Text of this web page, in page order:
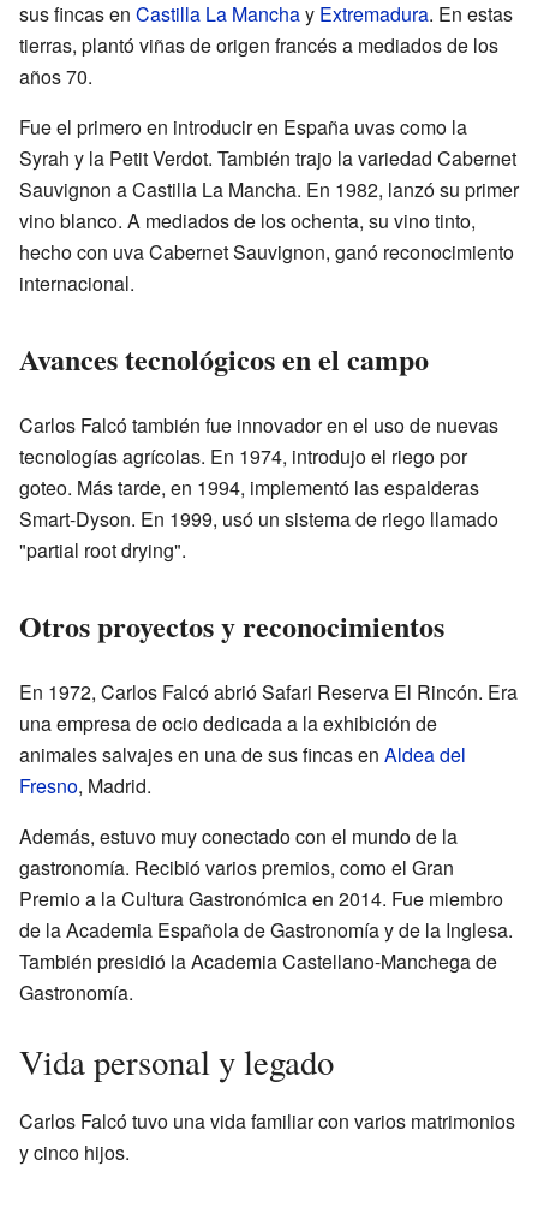
sus fincas en Castilla La Manchay Extremadura. En estas
tierras, plantó viñas de origen francés a mediados de los
años 70.
Fue el primero en introducir en España uvas como la
Syrah y la Petit Verdot. También trajo la variedad Cabernet
Sauvignon a Castilla La Mancha. En 1982, lanzó su primer
vino blanco. A mediados de los ochenta, su vino tinto,
hecho con uva Cabernet Sauvignon, ganó reconocimiento
internacional.
Avances tecnológicos en el campo
Carlos Falcó también fue innovador en el uso de nuevas
tecnologías agrícolas. En 1974, introdujo el riego por
goteo. Más tarde, en 1994, implementó las espalderas
Smart-Dyson. En 1999, usó un sistema de riego llamado
"partial root drying".
Otros proyectos y reconocimientos
En 1972, Carlos Falcó abrió Safari Reserva El Rincón. Era
una empresa de ocio dedicada a la exhibición de
animales salvajes en una de sus fincas en Aldea del
Fresno, Madrid.
Además, estuvo muy conectado con el mundo de la
gastronomía. Recibió varios premios, como el Gran
Premio a la Cultura Gastronómica en 2014. Fue miembro
de la Academia Española de Gastronomía y de la Inglesa.
También presidió la Academia Castellano-Manchega de
Gastronomía.
Vida personal y legado
Carlos Falcó tuvo una vida familiar con varios matrimonios
y cinco hijos.